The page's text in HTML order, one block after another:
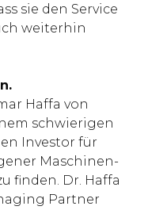
sie den Service
weiterhin
Haffa von
schwierigen
Investor für
Maschinen-
finden. Dr. Haffa
Partner